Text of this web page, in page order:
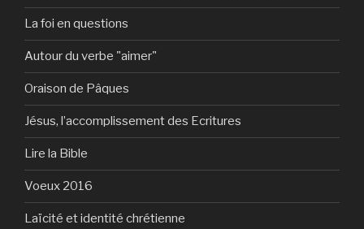
La foi en questions
Autour du verbe "aimer"
Oraison de Pâques
Jésus, l’accomplissement des Ecritures
Lire la Bible
Voeux 2016
Laïcité et identité chrétienne